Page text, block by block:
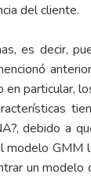
del cliente.
es decir,
en particular,
debido a
modelo GMM
un modelo